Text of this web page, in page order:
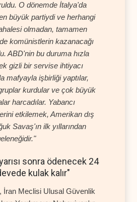
O dönemde İtalya'da
büyük partiydi ve herhangi
olmadan, tamamen
komünistlerin kazanacağı
ABD'nin bu duruma hızla
gizli bir servise ihtiyacı
mafyayla işbirliği yaptılar,
kurdular ve çok büyük
harcadılar. Yabancı
etkilemek, Amerikan dış
Savaş'ın ilk yıllarından
sonra ödenecek 24
kulak kalır"
İran Meclisi Ulusal Güvenlik